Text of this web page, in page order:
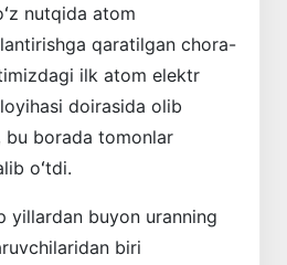
nutqida atom
qaratilgan chora-
ilk atom elektr
doirasida olib
bu borada tomonlar
oʻtdi.
yillardan buyon uranning
biri